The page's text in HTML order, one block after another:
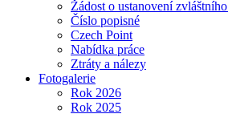
Žádost o ustanovení
Číslo popisné
Czech Point
Nabídka práce
Ztráty a nálezy
Fotogalerie
Rok 2026
Rok 2025